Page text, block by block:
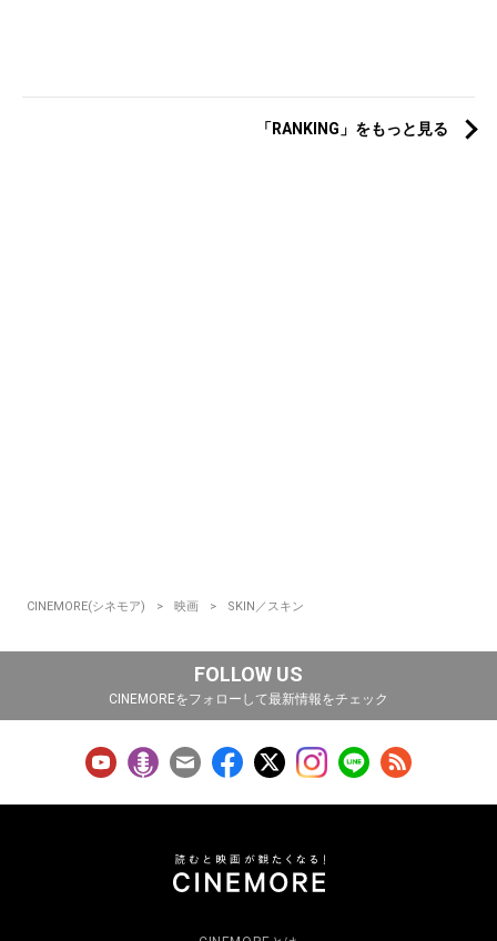
「RANKING」をもっと見る
CINEMORE(シネモア) 映画 SKIN／スキン
FOLLOW US
CINEMOREをフォローして最新情報をチェック